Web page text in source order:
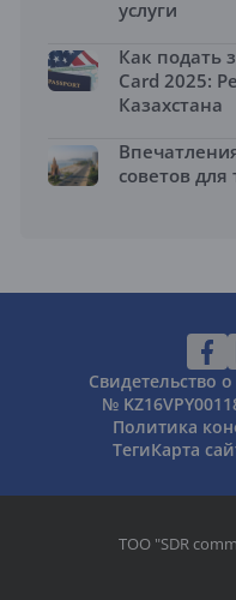
услуги
Как подать
Card 2025:
Казахстана
советов
Свидетельство
№
Политика
ТегиКарта
ТОО "SDR